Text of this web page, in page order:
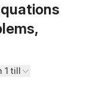
1 till